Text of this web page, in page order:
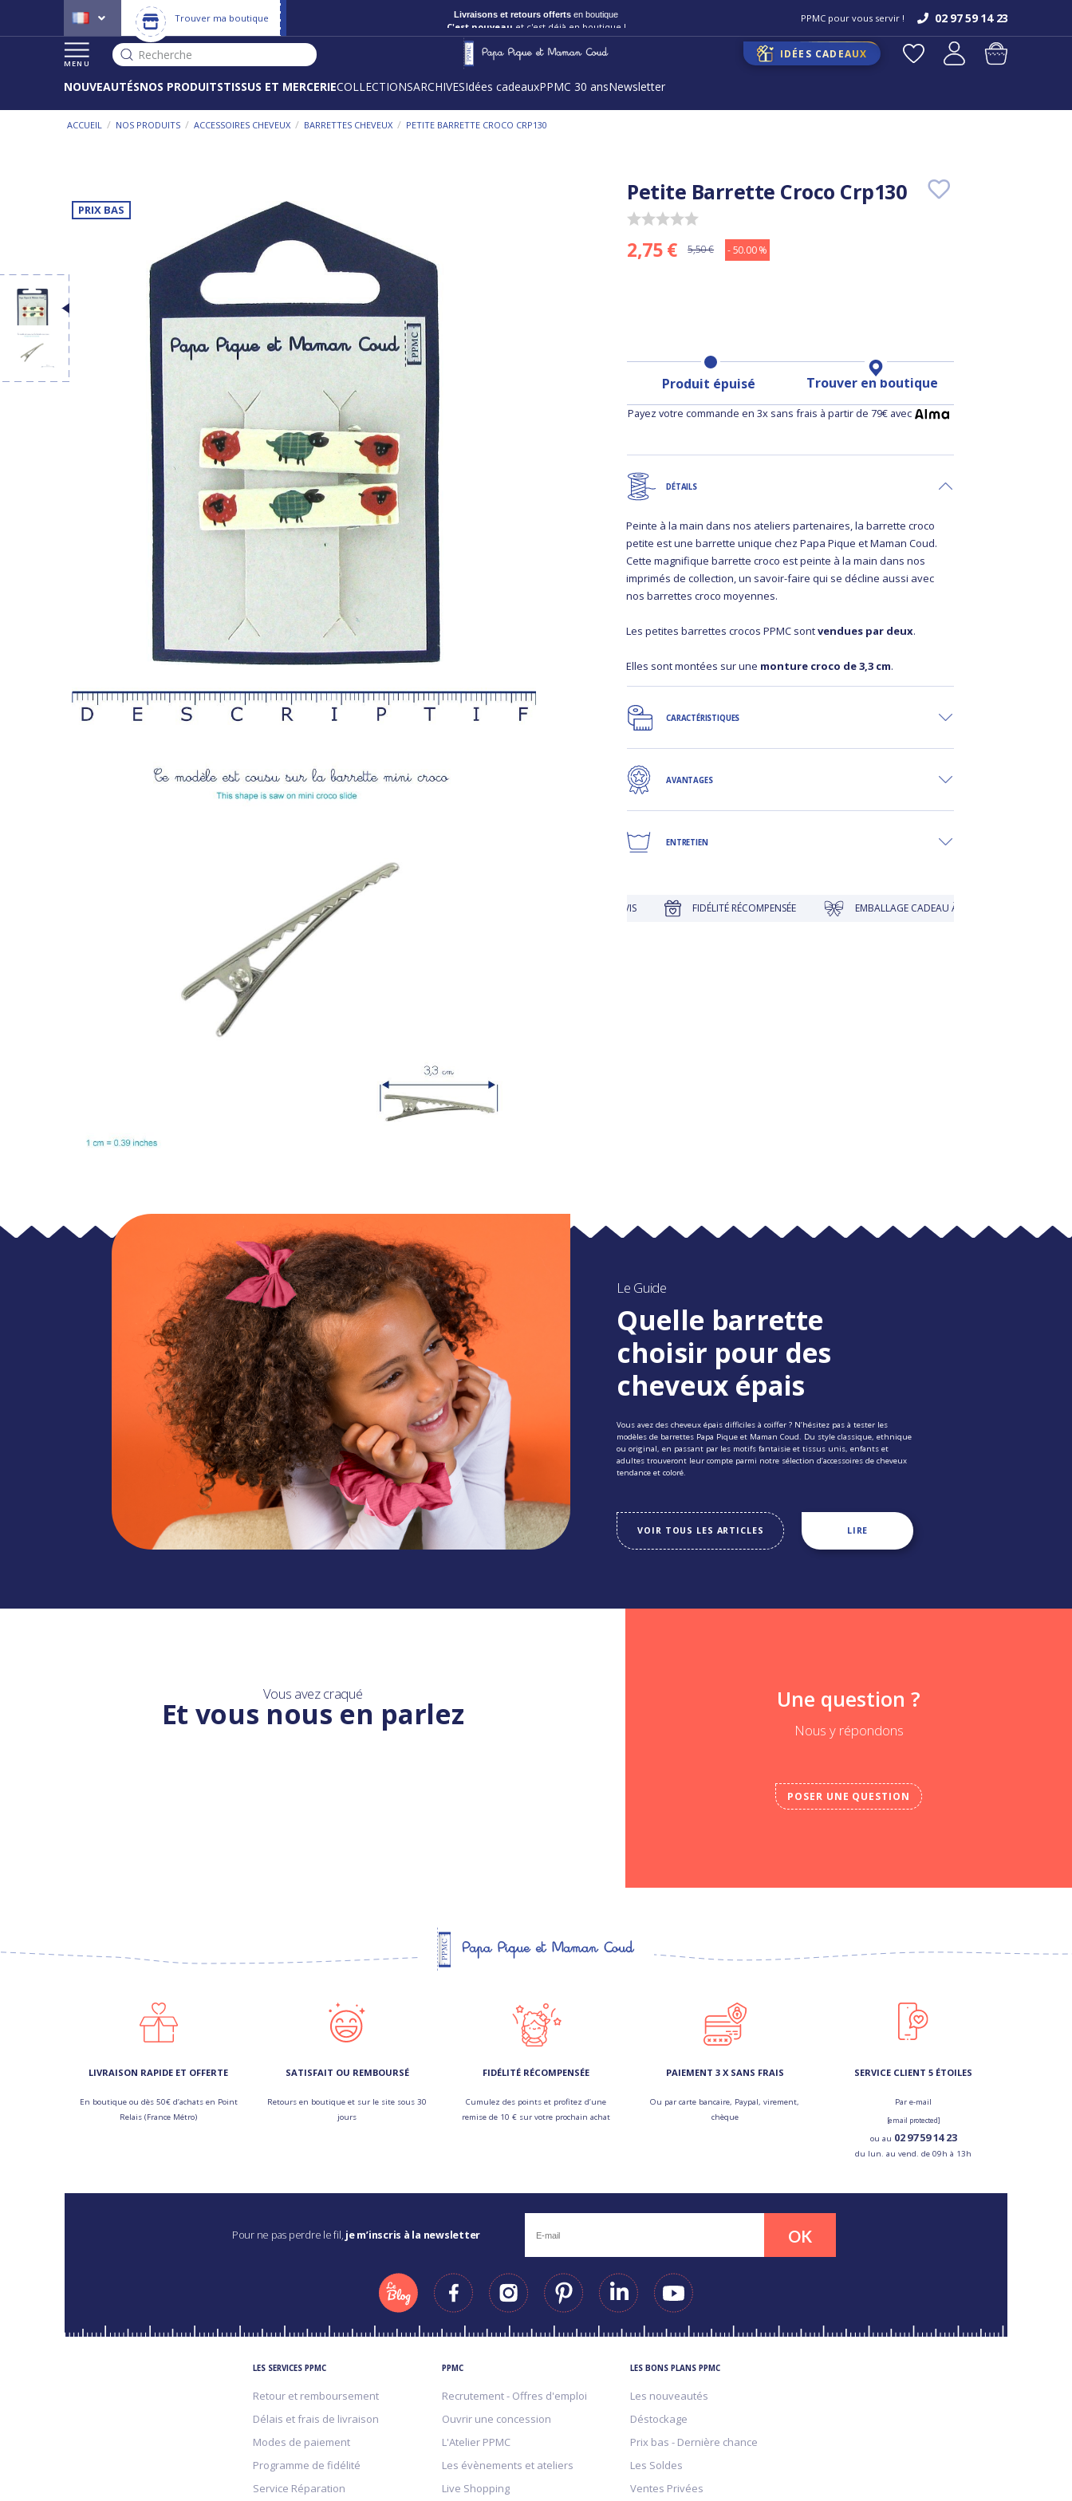
Trouver ma boutique Livraisons et retours offerts en boutique
C'est nouveau et c'est déjà en boutique !
PPMC pour vous servir ! 02 97 59 14 23
MENU
Recherche IDÉES CADEAUX
NOUVEAUTÉSNOS PRODUITSTISSUS ET MERCERIECOLLECTIONSARCHIVESIdées cadeauxPPMC 30 ansNewsletter
ACCUEIL / NOS PRODUITS / ACCESSOIRES CHEVEUX / BARRETTES CHEVEUX / PETITE BARRETTE CROCO CRP130
PRIX BAS
Petite Barrette Croco Crp130
2,75 € 5,50 € - 50.00 %
Produit épuisé Trouver en boutique
Payez votre commande en 3x sans frais à partir de 79€ avec
DÉTAILS
Peinte à la main dans nos ateliers partenaires, la barrette croco
petite est une barrette unique chez Papa Pique et Maman Coud.
Cette magnifique barrette croco est peinte à la main dans nos
imprimés de collection, un savoir-faire qui se décline aussi avec
nos barrettes croco moyennes.
Les petites barrettes crocos PPMC sontvendues par deux.
Elles sont montées sur une monture croco de 3,3 cm.
CARACTÉRISTIQUES
AVANTAGES
ENTRETIEN
LIVRAISON OFFERTE EN BOUTIQUE FIDÉLITÉ RÉCOMPENSÉE EMBALLAGE CADEAU À PRIX DOUX
Le Guide
Quelle barrette
choisir pour des
cheveux épais
Vous avez des cheveux épais difficiles à coiffer ? N’hésitez pas à tester les
modèles de barrettes Papa Pique et Maman Coud. Du style classique, ethnique
ou original, en passant par les motifs fantaisie et tissus unis, enfants et
adultes trouveront leur compte parmi notre sélection d’accessoires de cheveux
tendance et coloré.
VOIR TOUS LES ARTICLES LIRE
Vous avez craqué
Et vous nous en parlez Une question ?
Nous y répondons
POSER UNE QUESTION
LIVRAISON RAPIDE ET OFFERTE
En boutique ou dès 50€ d’achats en Point
Relais (France Métro)
SATISFAIT OU REMBOURSÉ
Retours en boutique et sur le site sous 30
jours
FIDÉLITÉ RÉCOMPENSÉE
Cumulez des points et profitez d’une
remise de 10 € sur votre prochain achat
PAIEMENT 3 X SANS FRAIS
Ou par carte bancaire, Paypal, virement,
chèque
SERVICE CLIENT 5 ÉTOILES
Par e-mail
[email protected]
ou au 02 97 59 14 23
du lun. au vend. de 09h à 13h
Pour ne pas perdre le fil, je m’inscris à la newsletter OK
LES SERVICES PPMC
Retour et remboursement
Délais et frais de livraison
Modes de paiement
Programme de fidélité
Service Réparation
PPMC
Recrutement - Offres d'emploi
Ouvrir une concession
L'Atelier PPMC
Les évènements et ateliers
Live Shopping
LES BONS PLANS PPMC
Les nouveautés
Déstockage
Prix bas - Dernière chance
Les Soldes
Ventes Privées